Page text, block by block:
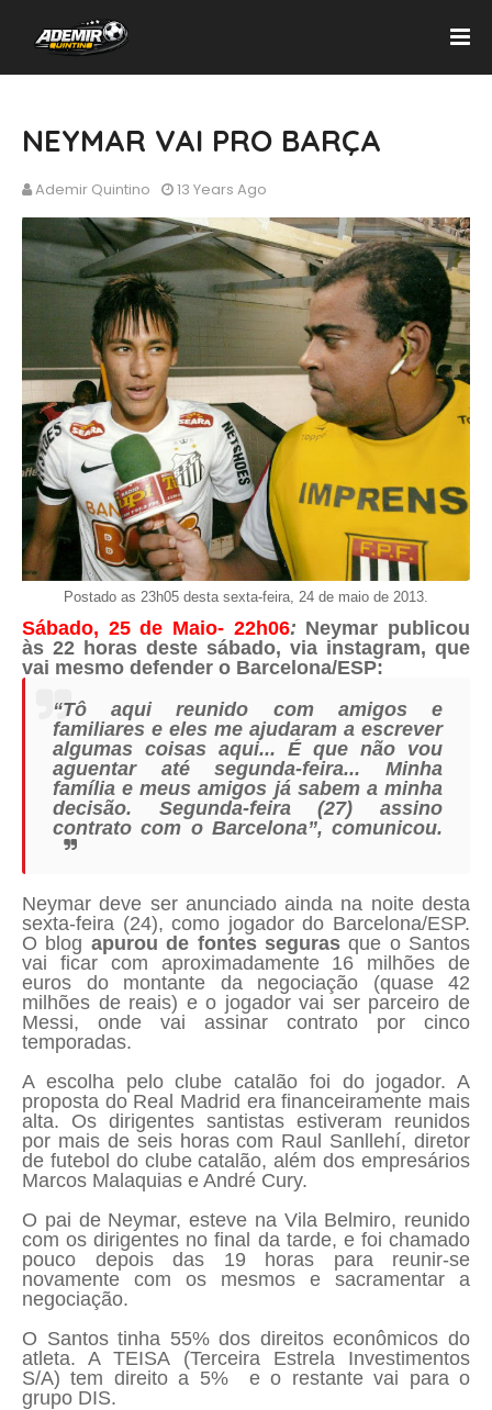
NEYMAR VAI PRO BARÇA
Ademir Quintino 13 Years Ago
Postado as 23h05 desta sexta-feira, 24 de maio de 2013.
Sábado, 25 de Maio- 22h06: Neymar publicou
às 22 horas deste sábado, via instagram, que
vai mesmo defender o Barcelona/ESP:
“Tô aqui reunido com amigos e
familiares e eles me ajudaram a escrever
algumas coisas aqui... É que não vou
aguentar até segunda-feira... Minha
família e meus amigos já sabem a minha
decisão. Segunda-feira (27) assino
contrato com o Barcelona”, comunicou.
Neymar deve ser anunciado ainda na noite desta
sexta-feira (24), como jogador do Barcelona/ESP.
O blog apurou de fontes segurasque o Santos
vai ficar com aproximadamente 16 milhões de
euros do montante da negociação (quase 42
milhões de reais) e o jogador vai ser parceiro de
Messi, onde vai assinar contrato por cinco
temporadas.
A escolha pelo clube catalão foi do jogador. A
proposta do Real Madrid era financeiramente mais
alta. Os dirigentes santistas estiveram reunidos
por mais de seis horas com Raul Sanllehí, diretor
de futebol do clube catalão, além dos empresários
Marcos Malaquias e André Cury.
O pai de Neymar, esteve na Vila Belmiro, reunido
com os dirigentes no final da tarde, e foi chamado
pouco depois das 19 horas para reunir-se
novamente com os mesmos e sacramentar a
negociação.
O Santos tinha 55% dos direitos econômicos do
atleta. A TEISA (Terceira Estrela Investimentos
S/A) tem direito a 5% e o restante vai para o
grupo DIS.